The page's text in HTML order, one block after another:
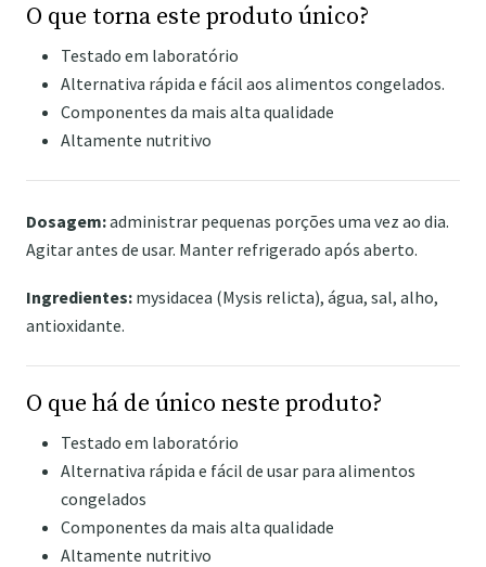
O que torna este produto único?
Testado em laboratório
Alternativa rápida e fácil aos alimentos congelados.
Componentes da mais alta qualidade
Altamente nutritivo
Dosagem:administrar pequenas porções uma vez ao dia.
Agitar antes de usar. Manter refrigerado após aberto.
Ingredientes: mysidacea (Mysis relicta), água, sal, alho,
antioxidante.
O que há de único neste produto?
Testado em laboratório
Alternativa rápida e fácil de usar para alimentos
congelados
Componentes da mais alta qualidade
Altamente nutritivo